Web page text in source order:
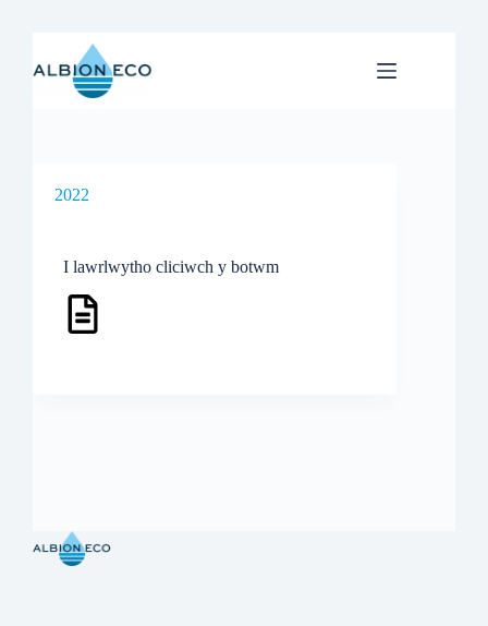
to
content
2022
I lawrlwytho cliciwch y botwm